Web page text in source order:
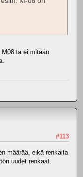
ei mitään
#113
määrää, eikä renkaita
uudet renkaat.